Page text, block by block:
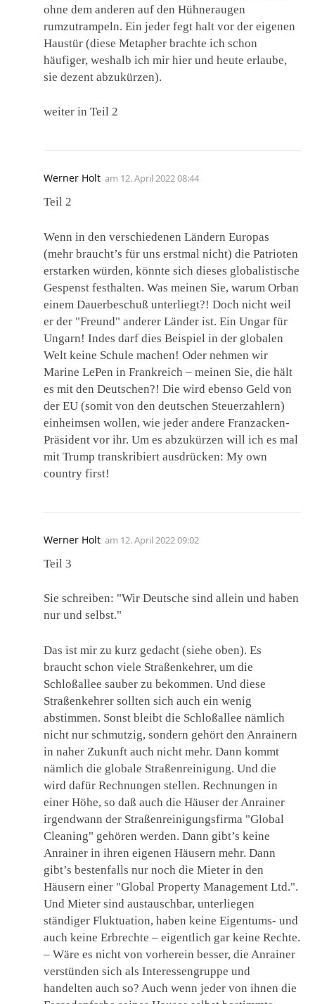
ohne dem anderen auf den Hühneraugen
rumzutrampeln. Ein jeder fegt halt vor der eigenen
Haustür (diese Metapher brachte ich schon
häufiger, weshalb ich mir hier und heute erlaube,
sie dezent abzukürzen).
weiter in Teil 2
Werner Holt am 12. April 2022 08:44
Teil 2
Wenn in den verschiedenen Ländern Europas
(mehr braucht’s für uns erstmal nicht) die Patrioten
erstarken würden, könnte sich dieses globalistische
Gespenst festhalten. Was meinen Sie, warum Orban
einem Dauerbeschuß unterliegt?! Doch nicht weil
er der "Freund" anderer Länder ist. Ein Ungar für
Ungarn! Indes darf dies Beispiel in der globalen
Welt keine Schule machen! Oder nehmen wir
Marine LePen in Frankreich – meinen Sie, die hält
es mit den Deutschen?! Die wird ebenso Geld von
der EU (somit von den deutschen Steuerzahlern)
einheimsen wollen, wie jeder andere Franzacken-
Präsident vor ihr. Um es abzukürzen will ich es mal
mit Trump transkribiert ausdrücken: My own
country first!
Werner Holt am 12. April 2022 09:02
Teil 3
Sie schreiben: "Wir Deutsche sind allein und haben
nur und selbst."
Das ist mir zu kurz gedacht (siehe oben). Es
braucht schon viele Straßenkehrer, um die
Schloßallee sauber zu bekommen. Und diese
Straßenkehrer sollten sich auch ein wenig
abstimmen. Sonst bleibt die Schloßallee nämlich
nicht nur schmutzig, sondern gehört den Anrainern
in naher Zukunft auch nicht mehr. Dann kommt
nämlich die globale Straßenreinigung. Und die
wird dafür Rechnungen stellen. Rechnungen in
einer Höhe, so daß auch die Häuser der Anrainer
irgendwann der Straßenreinigungsfirma "Global
Cleaning" gehören werden. Dann gibt’s keine
Anrainer in ihren eigenen Häusern mehr. Dann
gibt’s bestenfalls nur noch die Mieter in den
Häusern einer "Global Property Management Ltd.".
Und Mieter sind austauschbar, unterliegen
ständiger Fluktuation, haben keine Eigentums- und
auch keine Erbrechte – eigentlich gar keine Rechte.
– Wäre es nicht von vorherein besser, die Anrainer
verstünden sich als Interessengruppe und
handelten auch so? Auch wenn jeder von ihnen die